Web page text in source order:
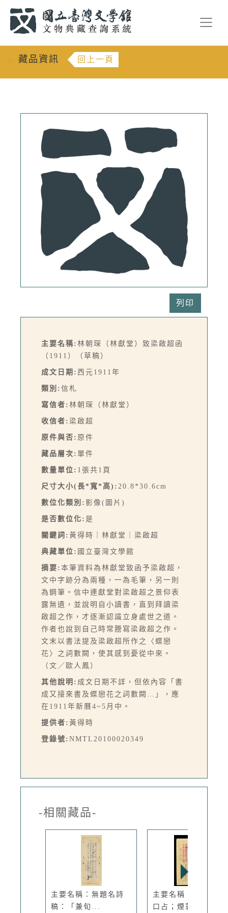
::: 藏品資訊 回上一頁
列印
主要名稱: 林朝琛（林獻堂）致梁啟超函
（1911）（草稿）
成文日期: 西元1911年
類別: 信札
寫信者: 林朝琛（林獻堂）
收信者: 梁啟超
原件與否: 原件
藏品層次: 單件
數量單位: 1張共1頁
尺寸大小(長*寬*高): 20.8*30.6cm
數位化類別: 影像(圖片)
是否數位化: 是
關鍵詞: 黃得時｜林獻堂｜梁啟超
典藏單位: 國立臺灣文學館
摘要: 本筆資料為林獻堂致函予梁啟超，
文中字跡分為兩種，一為毛筆，另一則
為鋼筆。信中連獻堂對梁啟超之景仰表
露無遺，並說明自小讀書，直到拜讀梁
啟超之作，才逐漸認識立身處世之道。
作者也說到自己時常謄寫梁啟超之作。
文末以書法提及梁啟超所作之〈蝶戀
花〉之詞數闕，使其感到憂從中來。
（文／歐人鳳）
其他說明: 成文日期不詳，但依內容「書
成又接來書及蝶戀花之詞數闕…」，應
在1911年新曆4~5月中。
提供者: 黃得時
登錄號: NMTL20100020349
-相關藏品-
主要名稱：無題名詩
稿：「兼旬...
主要名稱：蘇花公路
口占；煙蓑